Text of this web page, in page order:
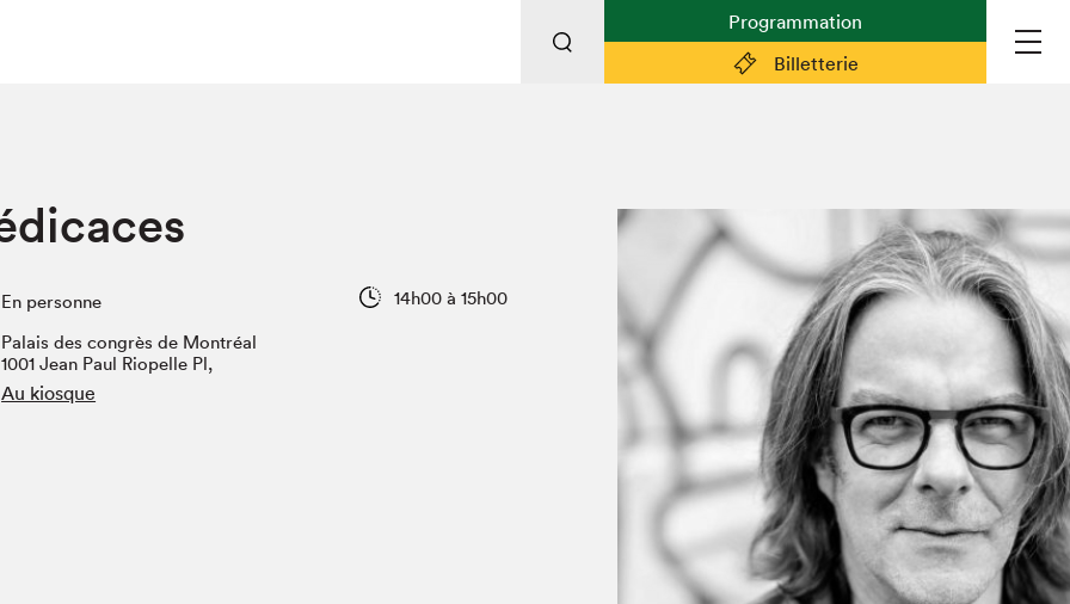
Billetterie
Programmation
Salon
Traiteur
des
harcèlement
Plan du Salon
Planifier sa visite (prix d'entrée,
horaire, info pratiques)
Billetterie: achetez vos billets!
FAQ visiteur·euse·s
Espace professionnel·le·s
Espace enseignant·e·s
Espace médias
Devenir bénévole
Espace exposant·e·s
Le Salon dans la ville, espace
organisateur⋅rice
> SLM Pro
En personne
14h00 à 15h00
Palais des congrès de Montréal
1001 Jean Paul Riopelle Pl,
Au kiosque